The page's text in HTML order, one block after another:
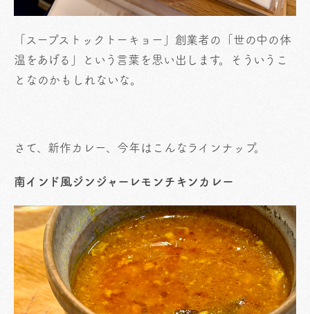
「スープストックトーキョー」創業者の「世の中の体
温をあげる」という言葉を思い出します。そういうこ
となのかもしれないな。
さて、新作カレー、今年はこんなラインナップ。
南インド風ジンジャーレモンチキンカレー